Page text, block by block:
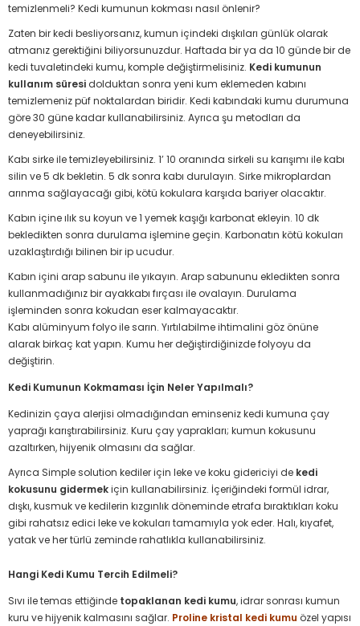
temizlenmeli? Kedi kumunun kokması nasıl önlenir?
Zaten bir kedi besliyorsanız, kumun içindeki dışkıları günlük olarak
atmanız gerektiğini biliyorsunuzdur. Haftada bir ya da 10 günde bir de
kedi tuvaletindeki kumu, komple değiştirmelisiniz. Kedi kumunun
kullanım süresidolduktan sonra yeni kum eklemeden kabını
temizlemeniz püf noktalardan biridir. Kedi kabındaki kumu durumuna
göre 30 güne kadar kullanabilirsiniz. Ayrıca şu metodları da
deneyebilirsiniz.
Kabı sirke ile temizleyebilirsiniz. 1’ 10 oranında sirkeli su karışımı ile kabı
silin ve 5 dk bekletin. 5 dk sonra kabı durulayın. Sirke mikroplardan
arınma sağlayacağı gibi, kötü kokulara karşıda bariyer olacaktır.
Kabın içine ılık su koyun ve 1 yemek kaşığı karbonat ekleyin. 10 dk
bekledikten sonra durulama işlemine geçin. Karbonatın kötü kokuları
uzaklaştırdığı bilinen bir ip ucudur.
Kabın içini arap sabunu ile yıkayın. Arap sabununu ekledikten sonra
kullanmadığınız bir ayakkabı fırçası ile ovalayın. Durulama
işleminden sonra kokudan eser kalmayacaktır.
Kabı alüminyum folyo ile sarın. Yırtılabilme ihtimalini göz önüne
alarak birkaç kat yapın. Kumu her değiştirdiğinizde folyoyu da
değiştirin.
Kedi Kumunun Kokmaması İçin Neler Yapılmalı?
Kedinizin çaya alerjisi olmadığından eminseniz kedi kumuna çay
yaprağı karıştırabilirsiniz. Kuru çay yaprakları; kumun kokusunu
azaltırken, hijyenik olmasını da sağlar.
Ayrıca Simple solution kediler için leke ve koku gidericiyi de kedi
kokusunu gidermekiçin kullanabilirsiniz. İçeriğindeki formül idrar,
dışkı, kusmuk ve kedilerin kızgınlık döneminde etrafa bıraktıkları koku
gibi rahatsız edici leke ve kokuları tamamıyla yok eder. Halı, kıyafet,
yatak ve her türlü zeminde rahatlıkla kullanabilirsiniz.
Hangi Kedi Kumu Tercih Edilmeli?
Sıvı ile temas ettiğinde topaklanan kedi kumu, idrar sonrası kumun
kuru ve hijyenik kalmasını sağlar. Proline kristal kedi kumu özel yapısı